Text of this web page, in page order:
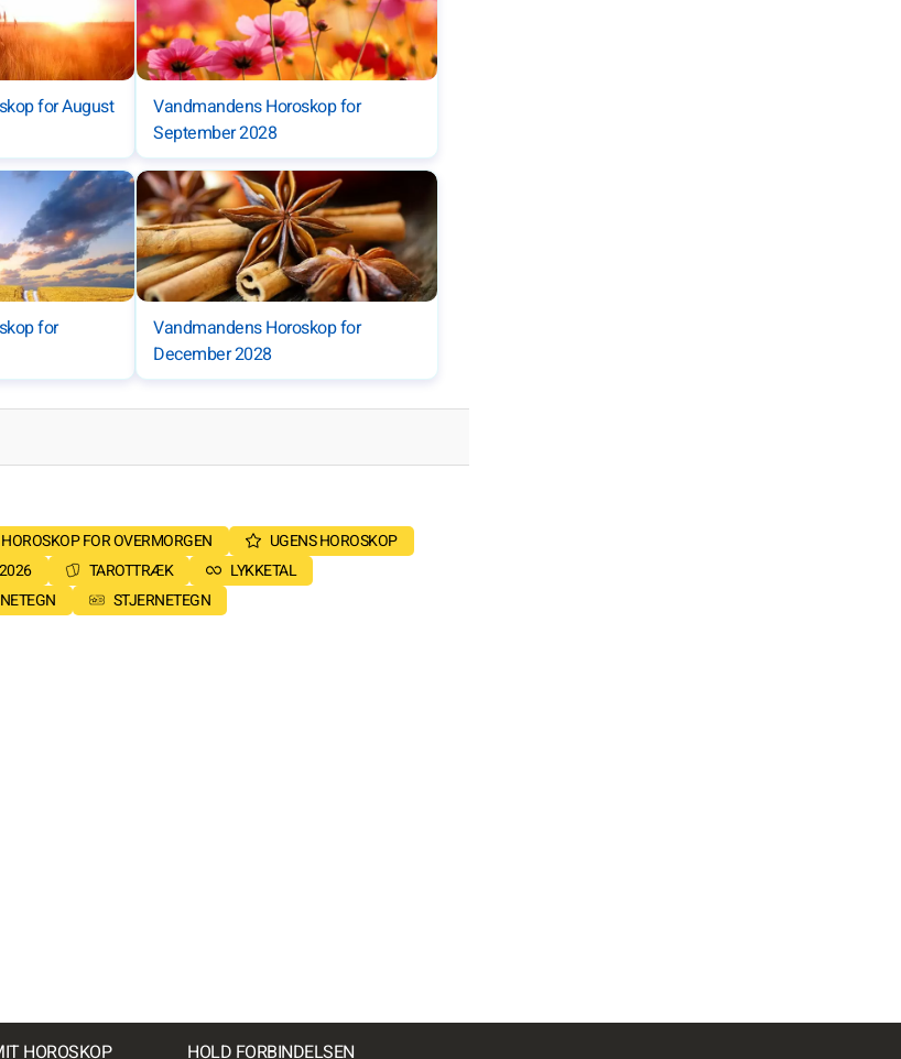
for August
Vandmandens Horoskop for
September 2028
for
Vandmandens Horoskop for
December 2028
HOROSKOP FOR OVERMORGEN
UGENS HOROSKOP
TAROTTRÆK
LYKKETAL
STJERNETEGN
HOROSKOP HOLD FORBINDELSEN